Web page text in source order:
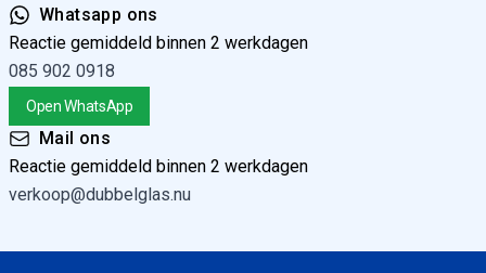
Whatsapp ons
Reactie gemiddeld binnen 2 werkdagen
085 902 0918
Open WhatsApp
Mail ons
Reactie gemiddeld binnen 2 werkdagen
verkoop@dubbelglas.nu